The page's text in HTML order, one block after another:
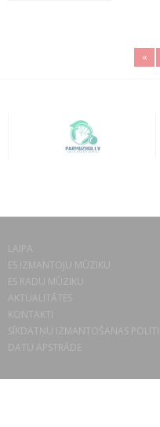
«
LAIPA
ES IZMANTOJU MŪZIKU
ES RADU MŪZIKU
AKTUALITĀTES
KONTAKTI
SĪKDATŅU IZMANTOŠANAS
DATU APSTRĀDE